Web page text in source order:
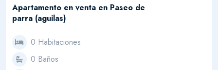
Apartamento en venta en Paseo de
parra (aguilas)
0 Habitaciones
0 Baños